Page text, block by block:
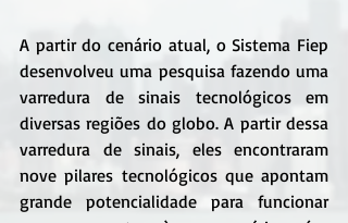
A partir do cenário atual, o Sistema Fiep
desenvolveu uma pesquisa fazendo uma
varredura de sinais tecnológicos em
diversas regiões do globo. A partir dessa
varredura de sinais, eles encontraram
nove pilares tecnológicos que apontam
grande potencialidade para funcionar